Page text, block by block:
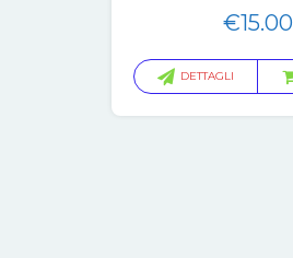
€15.00
DETTAGLI